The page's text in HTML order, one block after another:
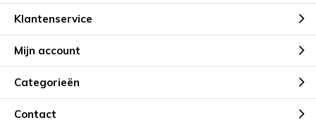
Klantenservice
Mijn account
Categorieën
Contact